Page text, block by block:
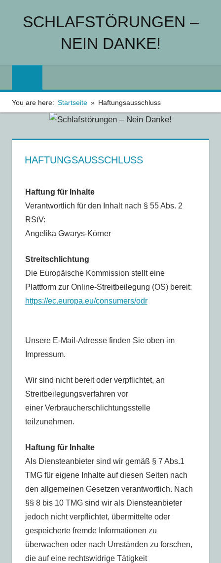
SCHLAFSTÖRUNGEN –
NEIN DANKE!
der
Bettkante
–
wirklich
You are here: Startseite Haftungsausschluss
HAFTUNGSAUSSCHLUSS
Haftung für Inhalte
Verantwortlich für den Inhalt nach § 55 Abs. 2
RStV:
Angelika Gwarys-Körner
Streitschlichtung
Die Europäische Kommission stellt eine
Plattform zur Online-Streitbeilegung (OS) bereit:
https://ec.europa.eu/consumers/odr
Unsere E-Mail-Adresse finden Sie oben im
Impressum.
Wir sind nicht bereit oder verpflichtet, an
Streitbeilegungsverfahren vor
einer Verbraucherschlichtungsstelle
teilzunehmen.
Haftung für Inhalte
Als Diensteanbieter sind wir gemäß § 7 Abs.1
TMG für eigene Inhalte auf diesen Seiten nach
den allgemeinen Gesetzen verantwortlich. Nach
§§ 8 bis 10 TMG sind wir als Diensteanbieter
jedoch nicht verpflichtet, übermittelte oder
gespeicherte fremde Informationen zu
überwachen oder nach Umständen zu forschen,
die auf eine rechtswidrige Tätigkeit